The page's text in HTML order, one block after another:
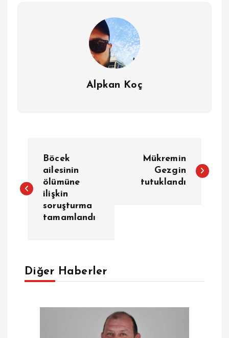
Alpkan Koç
z
e
Böcek
ailesinin
ölümüne
ilişkin
soruşturma
tamamlandı
Mükremin
Gezgin
tutuklandı
Diğer Haberler